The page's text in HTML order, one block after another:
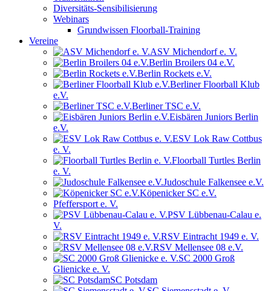
Diversitäts-Sensibilisierung
Webinars
Grundwissen Floorball-Training
Vereine
ASV Michendorf e. V.
Berlin Broilers 04 e.V.
Berlin Rockets e.V.
Berliner Floorball Klub
e.V.
Berliner TSC e.V.
Eisbären Juniors Berlin
e.V.
ESV Lok Raw Cottbus
e. V.
Floorball Turtles Berlin
e. V.
Judoschule Falkensee e.V.
Köpenicker SC e.V.
Pfeffersport e. V.
PSV Lübbenau-Calau e.
V.
RSV Eintracht 1949 e. V.
RSV Mellensee 08 e.V.
SC 2000 Groß
Glienicke e. V.
SC Potsdam